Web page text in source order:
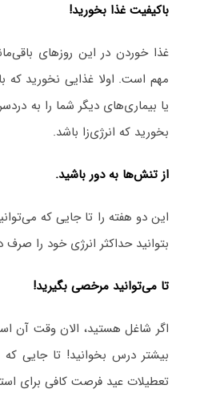
باکیفیت غذا بخورید!
غذا خوردن در این روزهای
مهم است. اولا غذایی نخورید که
یا بیماری‌های دیگر شما را به
بخورید که انرژی‌زا باشد.
از تنش‌ها به دور باشید.
این دو هفته را تا جایی که
بتوانید حداکثر انرژی خود را
تا می‌توانید مرخصی بگیرید!
اگر شاغل هستید، الان وقت آن
بیشتر درس بخوانید! تا جایی
تعطیلات عید فرصت کافی برای